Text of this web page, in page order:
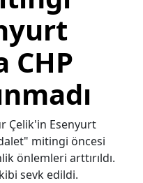
CHP
Çelik'in Esenyurt
mitingi öncesi
önlemleri arttırıldı.
sevk edildi.